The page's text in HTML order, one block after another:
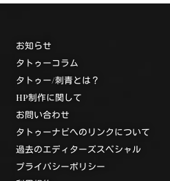
お知らせ
タトゥーコラム
タトゥー/刺青とは？
HP制作に関して
お問い合わせ
タトゥーナビへのリンクについて
過去のエディターズスペシャル
プライバシーポリシー